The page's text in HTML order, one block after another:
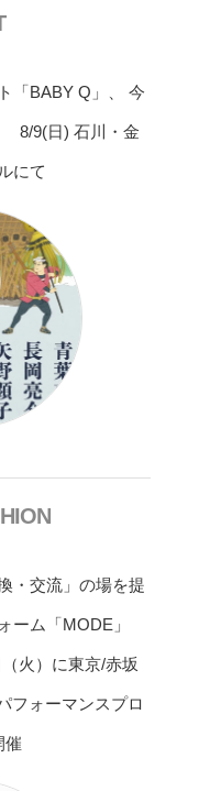
「BABY Q」、 今
8/9(日) 石川・金
にて
・交流」の場を提
ーム「MODE」
火）に東京/赤坂
フォーマンスプロ
催